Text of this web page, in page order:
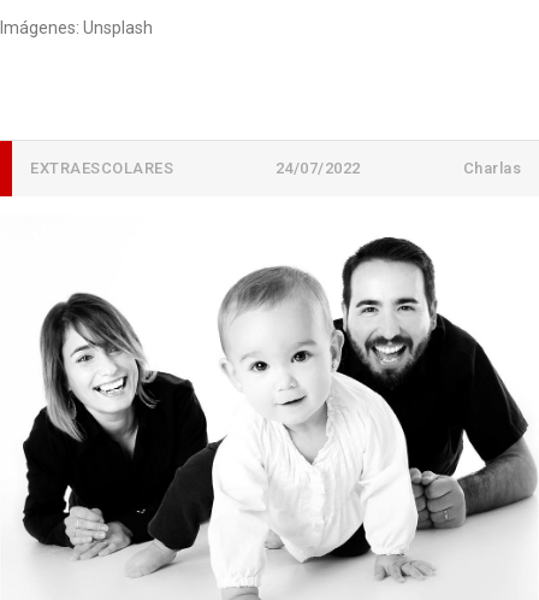
Imágenes: Unsplash
EXTRAESCOLARES 24/07/2022 Charlas